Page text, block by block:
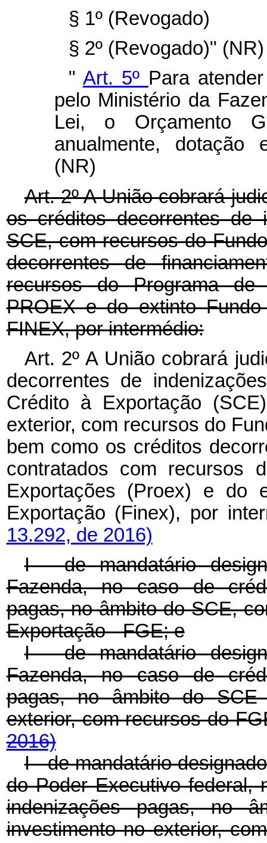
§ 1º (Revogado)
§ 2º (Revogado)" (NR)
"Art. 5º Para
pelo Ministério da
Lei, o Orçamento
anualmente, dotação
(NR)
Art. 2º A União cobrará
os créditos decorrentes de
SCE, com recursos do
decorrentes de
recursos do Programa de
PROEX e do extinto
FINEX, por intermédio:
Art. 2º A União cobrará
decorrentes de
Crédito à Exportação
exterior, com recursos do
bem como os créditos
contratados com recursos
Exportações (Proex) e do
Exportação (Finex), por
13.292, de 2016)
I - de mandatário
Fazenda, no caso de
pagas, no âmbito do SCE,
Exportação - FGE; e
I - de mandatário
Fazenda, no caso de
pagas, no âmbito do
exterior, com recursos do
2016)
I - de mandatário
do Poder Executivo federal,
indenizações pagas, no
investimento no exterior,